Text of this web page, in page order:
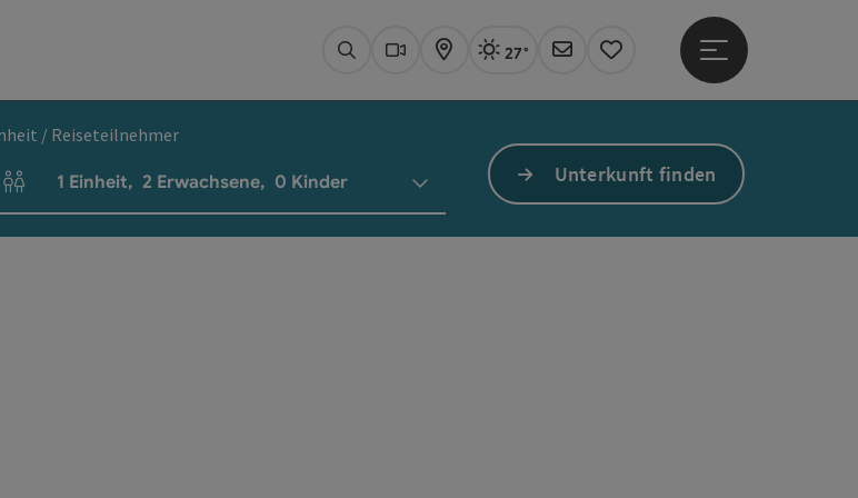
SuchenWebcams
KarteAktuelles Wetter Linz, sonnig
27°
Newsletter
Merkzettel
Hauptmenü öffnen
Einheit / Reiseteilnehmer
Einheitenanzahl und Personenfelder
1 Einheit, 2 Erwachsene, 0 Kinder Unterkunft finden